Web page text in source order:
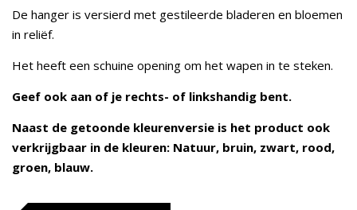
De hanger is versierd met gestileerde bladeren en bloemen
in reliëf.
Het heeft een schuine opening om het wapen in te steken.
Geef ook aan of je rechts- of linkshandig bent.
Naast de getoonde kleurenversie is het product ook
verkrijgbaar in de kleuren: Natuur, bruin, zwart, rood,
groen, blauw.